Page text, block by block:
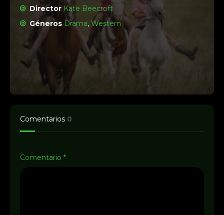
Director Kate Beecroft
Géneros Drama,Western
Comentarios 0
Comentario *